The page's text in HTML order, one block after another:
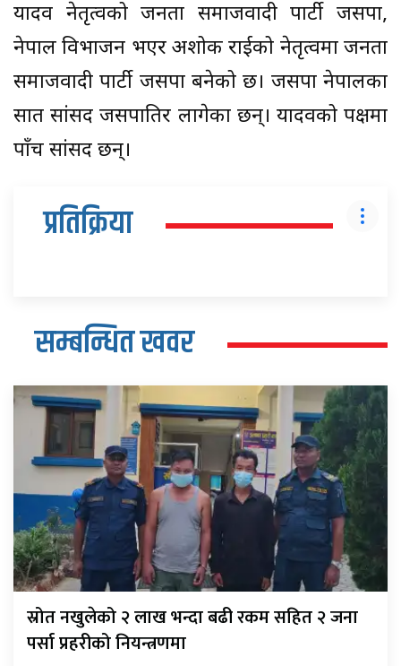
यादव नेतृत्वको जनता समाजवादी पार्टी जसपा,
नेपाल विभाजन भएर अशोक राईको नेतृत्वमा जनता
समाजवादी पार्टी जसपा बनेको छ। जसपा नेपालका
सात सांसद जसपातिर लागेका छन्। यादवको पक्षमा
पाँच सांसद छन्।
प्रतिक्रिया
सम्बन्धित खवर
स्रोत नखुलेको २ लाख भन्दा बढी रकम सहित २ जना
पर्सा प्रहरीको नियन्त्रणमा